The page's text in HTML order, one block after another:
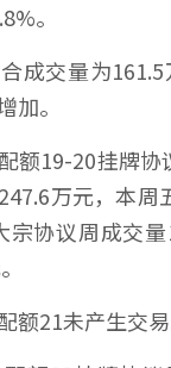
。
成交量为
加。
额19-20挂牌协
万元，本周
宗协议周成交
额21未产生交易